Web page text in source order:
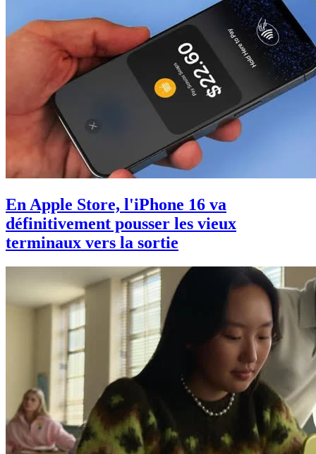
En Apple Store, l'iPhone 16 va
définitivement pousser les vieux
terminaux vers la sortie